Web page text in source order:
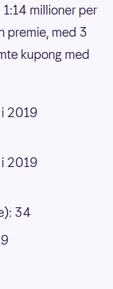
millioner per
premie, med 3
kupong med
2019
2019
34